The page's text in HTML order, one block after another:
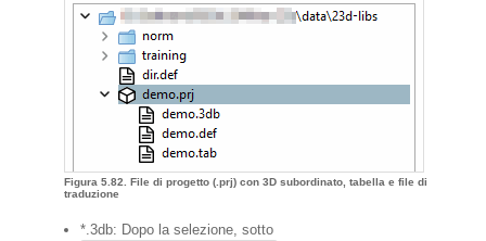
Figura 5.82. File di progetto (.prj) con 3D subordinato, tabella e file di
traduzione
*.3db: Dopo la selezione, sotto